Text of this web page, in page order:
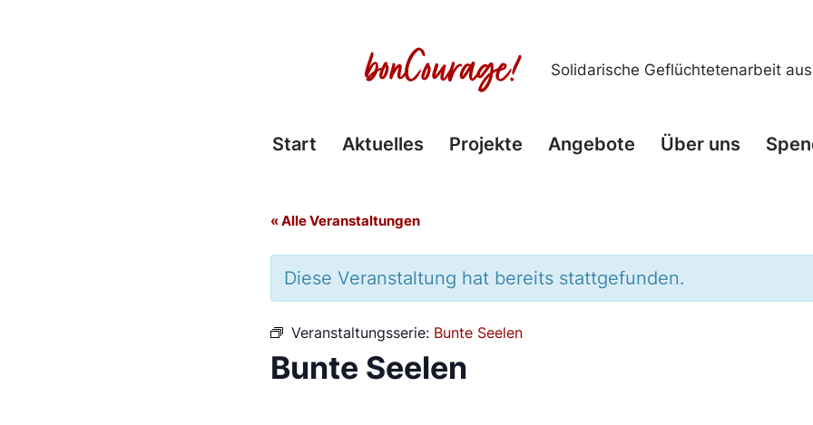
Solidarische Geflüchtetenarbeit
Start Aktuelles Projekte Angebote Über uns
« Alle Veranstaltungen
Diese Veranstaltung hat bereits stattgefunden.
Veranstaltungsserie: Bunte Seelen
Bunte Seelen